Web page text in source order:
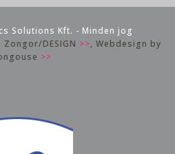
Solutions Kft. - Minden jog
DESIGN >>, Webdesign by
>>